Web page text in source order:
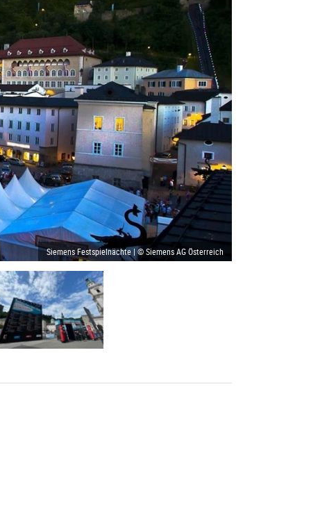
Siemens Festspielnächte | © Siemens AG Österreich